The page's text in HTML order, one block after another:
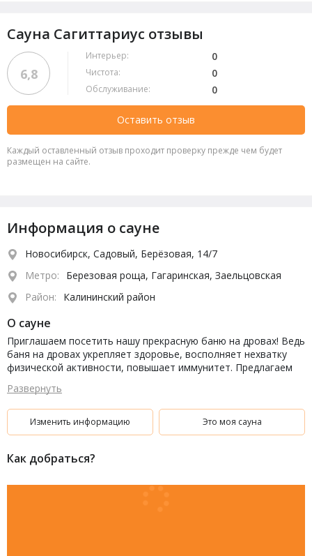
Сауна Сагиттариус отзывы
6,8
Интерьер: 0
Чистота: 0
Обслуживание: 0
Оставить отзыв
Каждый оставленный отзыв проходит проверку прежде чем будет
размещен на сайте.
Информация о сауне
Новосибирск, Садовый, Берёзовая, 14/7
Метро:
Березовая роща, Гагаринская, Заельцовская
Район:
Калининский район
О сауне
Приглашаем посетить нашу прекрасную баню на дровах! Ведь
баня на дровах укрепляет здоровье, восполняет нехватку
физической активности, повышает иммунитет. Предлагаем
отдохнуть на мягком диване и выпить горячего травяного
чая.
Минимальное время для аренды бани 3 часа. При оплате за 3
часа в буднии дни - четвёртый час в подарок!
Развернуть
Изменить информацию Это моя сауна
Как добраться?